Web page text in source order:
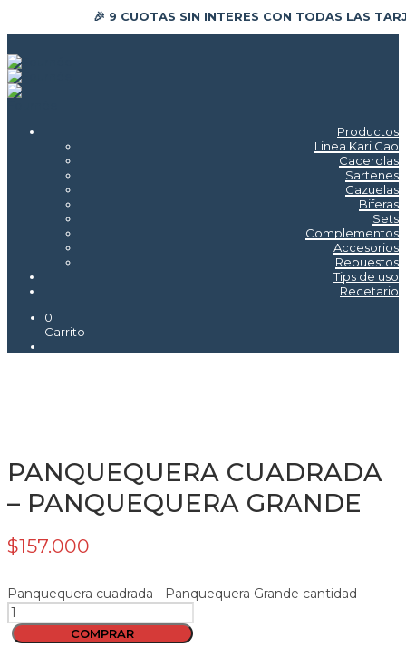
🎉 9 CUOTAS SIN INTERES CON TODAS LAS
Productos
Linea Kari Gao
Cacerolas
Sartenes
Cazuelas
Biferas
Sets
Complementos
Accesorios
Repuestos
Tips de uso
Recetario
0
Carrito
PANQUEQUERA CUADRADA
– PANQUEQUERA GRANDE
$157.000
Panquequera cuadrada - Panquequera Grande cantidad
COMPRAR